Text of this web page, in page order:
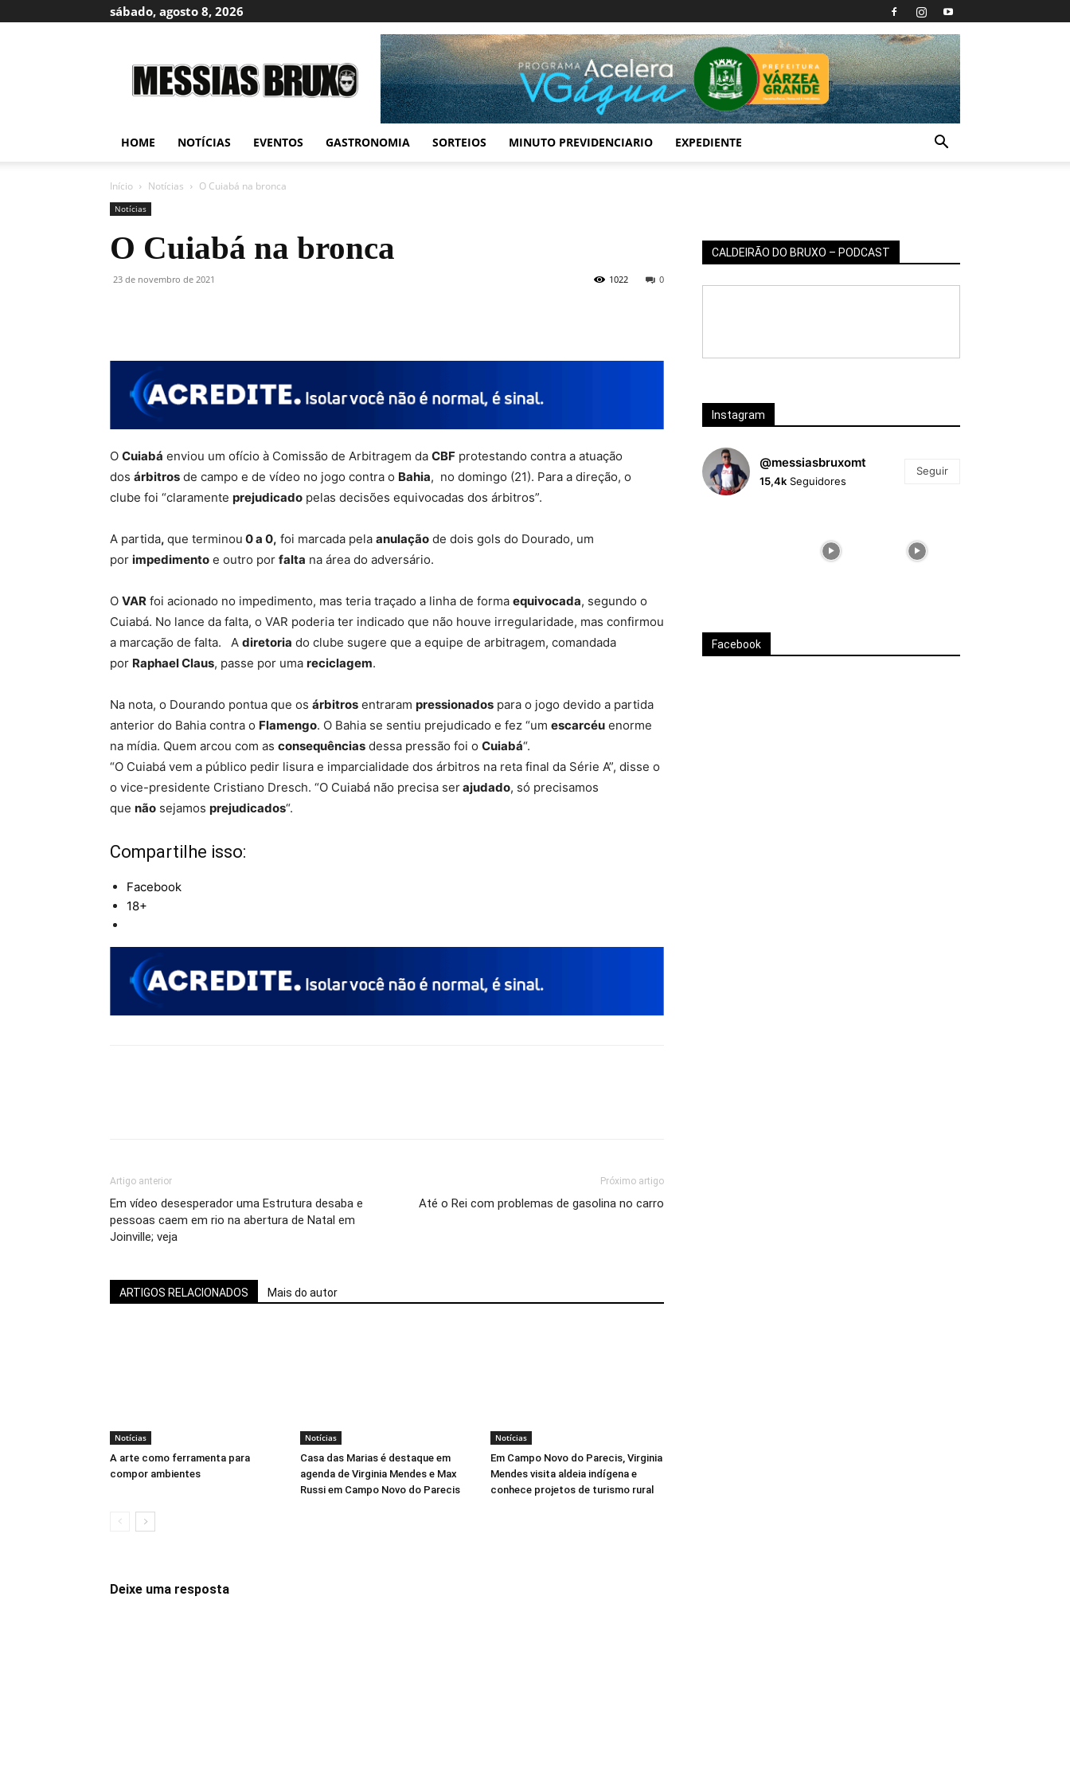
sábado, agosto 8, 2026
Bruxo
HOME NOTÍCIAS EVENTOS GASTRONOMIA SORTEIOS MINUTO PREVIDENCIARIO EXPEDIENTE
Início Notícias O Cuiabá na bronca
Notícias
O Cuiabá na bronca
23 de novembro de 2021 0
1022
O Cuiabá enviou um ofício à Comissão de Arbitragem da CBF protestando contra a atuação
dos árbitros de campo e de vídeo no jogo contra o Bahia, no domingo (21). Para a direção, o
clube foi “claramente prejudicado pelas decisões equivocadas dos árbitros”.
A partida, que terminou 0 a 0, foi marcada pela anulação de dois gols do Dourado, um
por impedimento e outro por falta na área do adversário.
O VAR foi acionado no impedimento, mas teria traçado a linha de forma equivocada, segundo o
Cuiabá. No lance da falta, o VAR poderia ter indicado que não houve irregularidade, mas confirmou
a marcação de falta. A diretoria do clube sugere que a equipe de arbitragem, comandada
por Raphael Claus, passe por uma reciclagem.
Na nota, o Dourando pontua que os árbitros entraram pressionados para o jogo devido a partida
anterior do Bahia contra o Flamengo. O Bahia se sentiu prejudicado e fez “um escarcéu enorme
na mídia. Quem arcou com as consequências dessa pressão foi o Cuiabá“.
“O Cuiabá vem a público pedir lisura e imparcialidade dos árbitros na reta final da Série A”, disse o
o vice-presidente Cristiano Dresch. “O Cuiabá não precisa serajudado, só precisamos
que não sejamos prejudicados“.
Compartilhe isso:
Facebook
18+
Artigo anterior
Em vídeo desesperador uma Estrutura desaba e
pessoas caem em rio na abertura de Natal em
Joinville; veja
Próximo artigo
Até o Rei com problemas de gasolina no carro
ARTIGOS RELACIONADOS Mais do autor
Notícias
A arte como ferramenta para
compor ambientes
Notícias
Casa das Marias é destaque em
agenda de Virginia Mendes e Max
Russi em Campo Novo do Parecis
Notícias
Em Campo Novo do Parecis, Virginia
Mendes visita aldeia indígena e
conhece projetos de turismo rural
Deixe uma resposta
CALDEIRÃO DO BRUXO – PODCAST
Instagram
@messiasbruxomt
15,4k Seguidores
Seguir
Facebook